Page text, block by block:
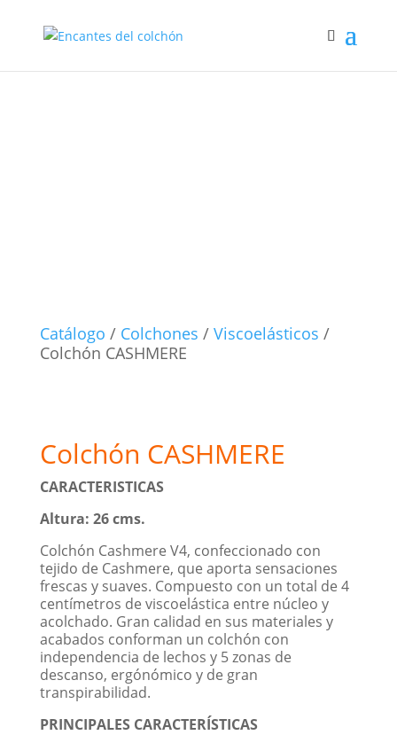
Catálogo / Colchones / Viscoelásticos /
Colchón CASHMERE
Colchón CASHMERE
CARACTERISTICAS
Altura: 26 cms.
Colchón Cashmere V4, confeccionado con
tejido de Cashmere, que aporta sensaciones
frescas y suaves. Compuesto con un total de 4
centímetros de viscoelástica entre núcleo y
acolchado. Gran calidad en sus materiales y
acabados conforman un colchón con
independencia de lechos y 5 zonas de
descanso, ergónómico y de gran
transpirabilidad.
PRINCIPALES CARACTERÍSTICAS